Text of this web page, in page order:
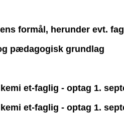
formål, herunder evt.
pædagogisk grundlag
et-faglig - optag 1.
et-faglig - optag 1.